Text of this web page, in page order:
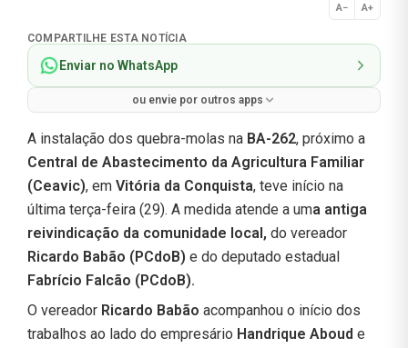
A− A+
Normal
COMPARTILHE ESTA NOTÍCIA
Enviar no WhatsApp
ou envie por outros apps
A instalação dos quebra-molas na BA-262, próximo a
Central de Abastecimento da Agricultura Familiar
(Ceavic), em Vitória da Conquista, teve início na
última terça-feira (29). A medida atende a uma antiga
reivindicação da comunidade local, do vereador
Ricardo Babão (PCdoB) e do deputado estadual
Fabrício Falcão (PCdoB).
O vereador Ricardo Babão acompanhou o início dos
trabalhos ao lado do empresário Handrique Aboud e